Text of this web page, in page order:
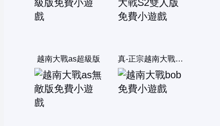
越南大戰as超級版 真-正宗越南大戰S2雙人版